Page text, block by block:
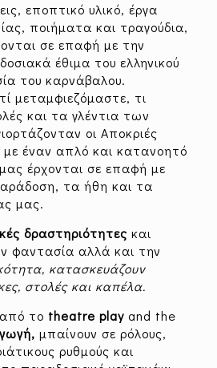
εποπτικό υλικό, έργα
ποιήματα και τραγούδια,
σε επαφή με την
έθιμα του ελληνικού
του καρνάβαλου.
μεταμφιεζόμαστε, τι
και τα γλέντια των
οι Αποκριές
με έναν απλό και κατανοητό
έρχονται σε επαφή με
τα ήθη και τα
μας.
δραστηριότητες και
φαντασία αλλά και την
κατασκευάζουν
στολές και καπέλα.
το theatre play and the
μπαίνουν σε ρόλους,
ρυθμούς και